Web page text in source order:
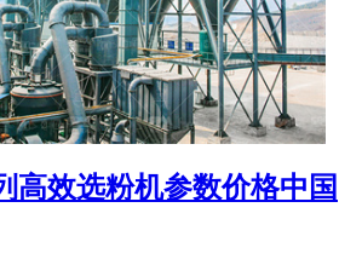
高效选粉机参数价格中国